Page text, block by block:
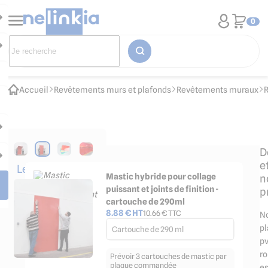
0
Accueil Revêtements murs et plafonds Revêtements muraux
Les
accessoires
indispensables
Mastic hybride pour collage
puissant et joints de finition -
cartouche de 290ml
8.88€ HT10.66€ TTC
Cartouche de 290 ml
Prévoir 3 cartouches de mastic par
plaque commandée